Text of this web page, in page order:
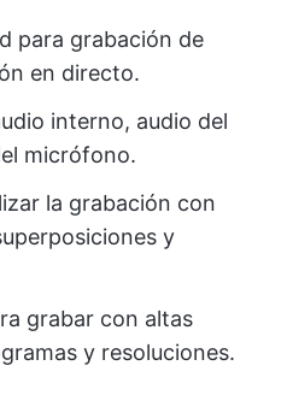
para grabación de
en directo.
interno, audio del
micrófono.
la grabación con
y
grabar con altas
y resoluciones.